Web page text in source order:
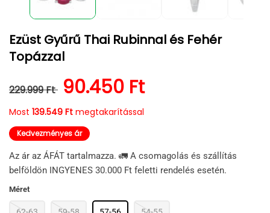
Ezüst Gyűrű Thai Rubinnal és Fehér
Topázzal
Normál ár
229.999 Ft Kedvezményes ár
90.450 Ft
Most 139.549 Ft megtakarítással
Kedvezményes ár
Az ár az ÁFÁT tartalmazza. 🚛 A csomagolás és szállítás
belföldön INGYENES 30.000 Ft feletti rendelés esetén.
Méret